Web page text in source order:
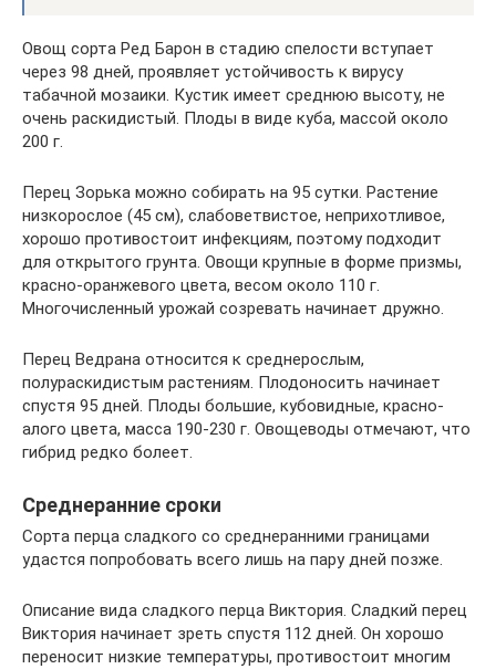
Овощ сорта Ред Барон в стадию спелости вступает
через 98 дней, проявляет устойчивость к вирусу
табачной мозаики. Кустик имеет среднюю высоту, не
очень раскидистый. Плоды в виде куба, массой около
200 г.
Перец Зорька можно собирать на 95 сутки. Растение
низкорослое (45 см), слабоветвистое, неприхотливое,
хорошо противостоит инфекциям, поэтому подходит
для открытого грунта. Овощи крупные в форме призмы,
красно-оранжевого цвета, весом около 110 г.
Многочисленный урожай созревать начинает дружно.
Перец Ведрана относится к среднерослым,
полураскидистым растениям. Плодоносить начинает
спустя 95 дней. Плоды большие, кубовидные, красно-
алого цвета, масса 190-230 г. Овощеводы отмечают, что
гибрид редко болеет.
Среднеранние сроки
Сорта перца сладкого со среднеранними границами
удастся попробовать всего лишь на пару дней позже.
Описание вида сладкого перца Виктория. Сладкий перец
Виктория начинает зреть спустя 112 дней. Он хорошо
переносит низкие температуры, противостоит многим